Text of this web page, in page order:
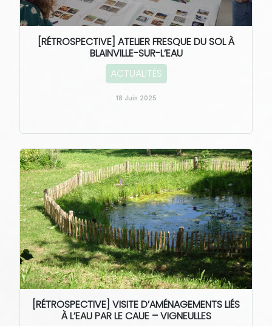
[RÉTROSPECTIVE] ATELIER FRESQUE DU SOL À
BLAINVILLE-SUR-L’EAU
ACTUALITÉS
18 Juin 2025
[RÉTROSPECTIVE] VISITE D’AMÉNAGEMENTS LIÉS
À L’EAU PAR LE CAUE – VIGNEULLES